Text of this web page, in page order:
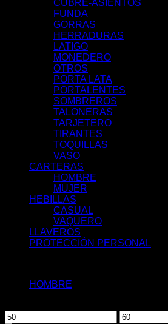
CUBRE-ASIENTOS
FUNDA
GORRAS
HERRADURAS
LATIGO
MONEDERO
OTROS
PORTA LATA
PORTALENTES
SOMBREROS
TALONERAS
TARJETERO
TIRANTES
TOQUILLAS
VASO
CARTERAS
HOMBRE
MUJER
HEBILLAS
CASUAL
VAQUERO
LLAVEROS
PROTECCIÓN PERSONAL
HOMBRE
Precio
Precio